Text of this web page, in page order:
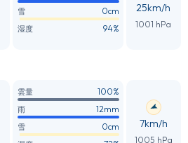
雪 0cm
湿度 94%
25km/h
1001 hPa
雲量 100%
雨 12mm
雪 0cm 7km/h
1005 hPa